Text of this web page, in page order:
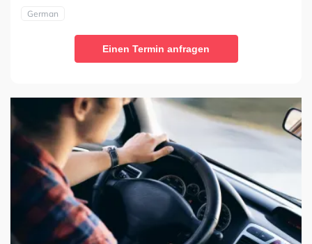
German
Einen Termin anfragen